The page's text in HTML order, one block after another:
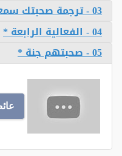
03 - ترجمة صحبتك سمعتك إلى الواقع *
04 - الفعالية الرابعة *
05 - صحبتهم جنة *